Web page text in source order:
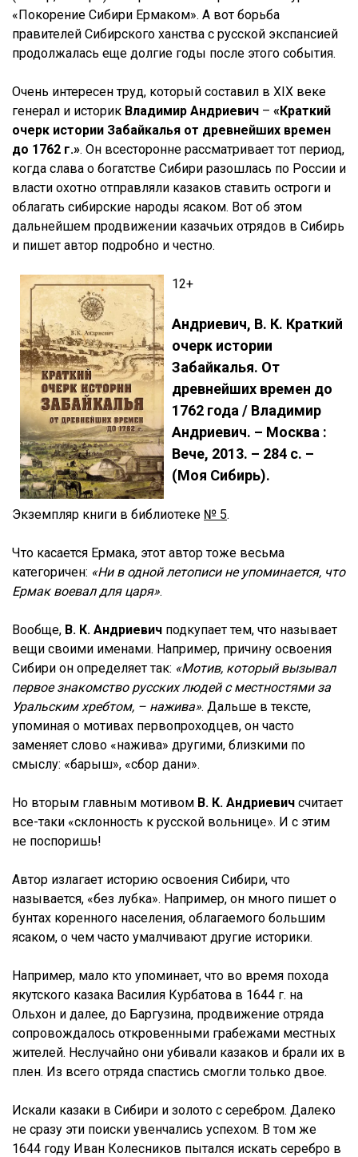
«Покорение Сибири Ермаком». А вот борьба
правителей Сибирского ханства с русской экспансией
продолжалась еще долгие годы после этого события.
Очень интересен труд, который составил в XIX веке
генерал и историк Владимир Андриевич – «Краткий
очерк истории Забайкалья от древнейших времен
до 1762 г.». Он всесторонне рассматривает тот период,
когда слава о богатстве Сибири разошлась по России и
власти охотно отправляли казаков ставить остроги и
облагать сибирские народы ясаком. Вот об этом
дальнейшем продвижении казачьих отрядов в Сибирь
и пишет автор подробно и честно.
12+
Андриевич, В. К. Краткий
очерк истории
Забайкалья. От
древнейших времен до
1762 года / Владимир
Андриевич. – Москва :
Вече, 2013. – 284 с. –
(Моя Сибирь).
Экземпляр книги в библиотеке № 5.
Что касается Ермака, этот автор тоже весьма
категоричен: «Ни в одной летописи не упоминается, что
Ермак воевал для царя».
Вообще, В. К. Андриевич подкупает тем, что называет
вещи своими именами. Например, причину освоения
Сибири он определяет так: «Мотив, который вызывал
первое знакомство русских людей с местностями за
Уральским хребтом, – нажива». Дальше в тексте,
упоминая о мотивах первопроходцев, он часто
заменяет слово «нажива» другими, близкими по
смыслу: «барыш», «сбор дани».
Но вторым главным мотивом В. К. Андриевич считает
все-таки «склонность к русской вольнице». И с этим
не поспоришь!
Автор излагает историю освоения Сибири, что
называется, «без лубка». Например, он много пишет о
бунтах коренного населения, облагаемого большим
ясаком, о чем часто умалчивают другие историки.
Например, мало кто упоминает, что во время похода
якутского казака Василия Курбатова в 1644 г. на
Ольхон и далее, до Баргузина, продвижение отряда
сопровождалось откровенными грабежами местных
жителей. Неслучайно они убивали казаков и брали их в
плен. Из всего отряда спастись смогли только двое.
Искали казаки в Сибири и золото с серебром. Далеко
не сразу эти поиски увенчались успехом. В том же
1644 году Иван Колесников пытался искать серебро в